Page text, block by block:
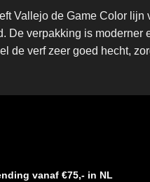
Vallejo de Game Color
De verpakking is moderner
de verf zeer goed hecht,
vanaf €75,- in NL